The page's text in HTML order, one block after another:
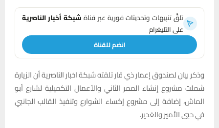
تلقَّ تنبيهات وتحديثات فورية عبر قناةشبكة أخبار الناصرية
على التليغرام
انضم للقناة
وذكر بيان لصندوق إعمار ذي قار تلقته شبكة اخبار الناصرية أن الزيارة
شملت مشروع إنشاء الممر الثاني والأعمال التكميلية لشارع أبو
الماش، إضافة إلى مشروع إكساء الشوارع وتنفيذ القالب الجانبي
في حيي الأمير والغدير.